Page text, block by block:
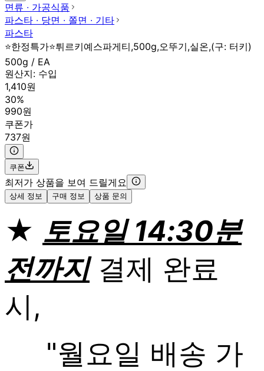
면류 ∙ 가공식품
파스타 ∙ 당면 ∙ 쫄면 ∙ 기타
파스타
⭐한정특가⭐튀르키예스파게티,500g,오뚜기,실온,(구: 터키)
500g / EA
원산지: 수입
1,410원
30%
990원
쿠폰가
737원
쿠폰
최저가 상품을 보여 드릴게요
상세 정보 구매 정보 상품 문의
★ 토요일 14:30분
전까지결제 완료
시,
"월요일 배송 가